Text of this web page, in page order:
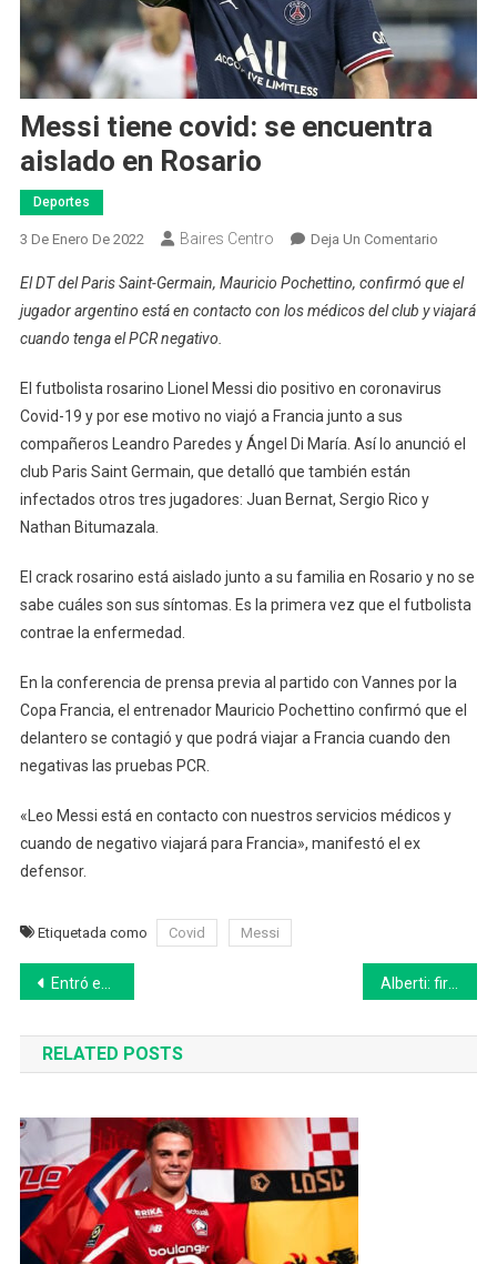
Messi tiene covid: se encuentra
aislado en Rosario
Deportes
3 De Enero De 2022 Baires Centro Deja Un ComentarioEn
Tiene
Covid:
Aislado
Rosario
El DT del Paris Saint-Germain, Mauricio Pochettino, confirmó que el
jugador argentino está en contacto con los médicos del club y viajará
cuando tenga el PCR negativo.
El futbolista rosarino Lionel Messi dio positivo en coronavirus
Covid-19 y por ese motivo no viajó a Francia junto a sus
compañeros Leandro Paredes y Ángel Di María. Así lo anunció el
club Paris Saint Germain, que detalló que también están
infectados otros tres jugadores: Juan Bernat, Sergio Rico y
Nathan Bitumazala.
El crack rosarino está aislado junto a su familia en Rosario y no se
sabe cuáles son sus síntomas. Es la primera vez que el futbolista
contrae la enfermedad.
En la conferencia de prensa previa al partido con Vannes por la
Copa Francia, el entrenador Mauricio Pochettino confirmó que el
delantero se contagió y que podrá viajar a Francia cuando den
negativas las pruebas PCR.
«Leo Messi está en contacto con nuestros servicios médicos y
cuando de negativo viajará para Francia», manifestó el ex
defensor.
Etiquetada como Covid Messi
Navegación
de
entradas
Entró en vigencia la nueva modalidad para tramitar la VTV en la Provincia
RELATED POSTS